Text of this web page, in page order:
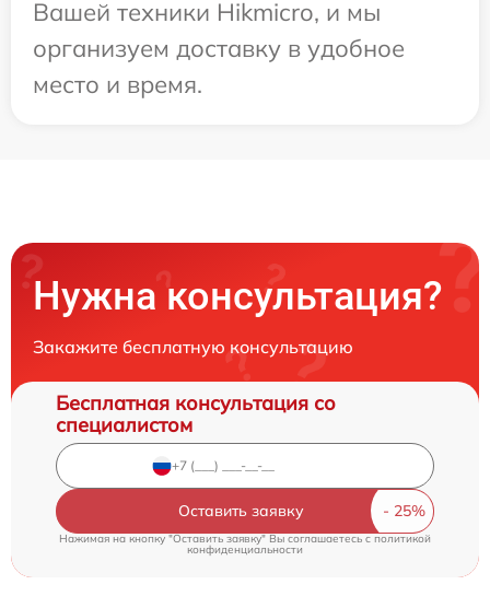
Вашей техники Hikmicro, и мы
организуем доставку в удобное
место и время.
Нужна консультация?
Закажите бесплатную консультацию
Бесплатная консультация со
специалистом
Оставить заявку
Нажимая на кнопку "Оставить заявку" Вы соглашаетесь cполитикой
конфиденциальности